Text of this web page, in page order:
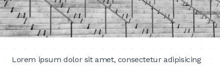
Lorem ipsum dolor sit amet, consectetur adipisicing